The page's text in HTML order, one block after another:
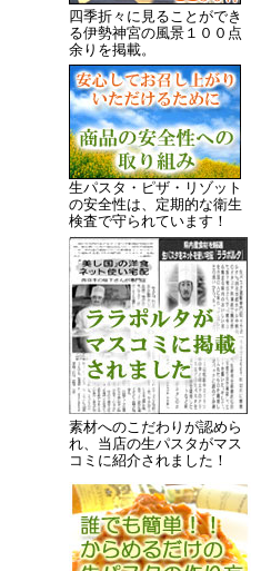
四季折々に見ることができ
る伊勢神宮の風景１００点
余りを掲載。
生パスタ・ピザ・リゾット
の安全性は、定期的な衛生
検査で守られています！
素材へのこだわりが認めら
れ、当店の生パスタがマス
コミに紹介されました！